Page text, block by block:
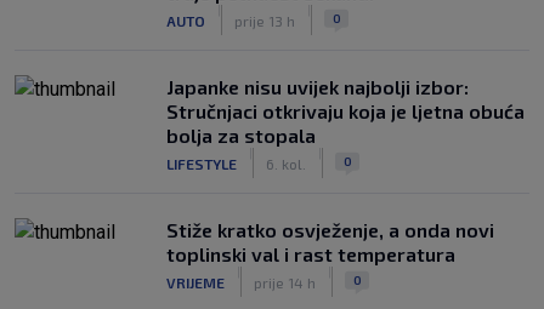
AUTO prije 13 h 0
Japanke nisu uvijek najbolji izbor:
Stručnjaci otkrivaju koja je ljetna obuća
bolja za stopala
LIFESTYLE 6. kol. 0
Stiže kratko osvježenje, a onda novi
toplinski val i rast temperatura
VRIJEME prije 14 h 0